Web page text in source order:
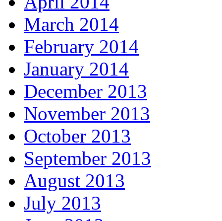
March 2014
February 2014
January 2014
December 2013
November 2013
October 2013
September 2013
August 2013
July 2013